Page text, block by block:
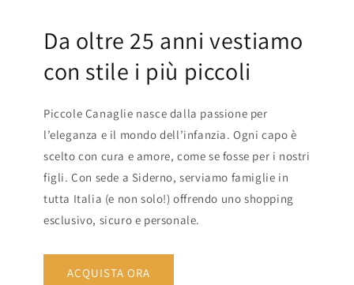
Da oltre 25 anni vestiamo
con stile i più piccoli
Piccole Canaglie nasce dalla passione per
l’eleganza e il mondo dell’infanzia. Ogni capo è
scelto con cura e amore, come se fosse per i nostri
figli. Con sede a Siderno, serviamo famiglie in
tutta Italia (e non solo!) offrendo uno shopping
esclusivo, sicuro e personale.
ACQUISTA ORA